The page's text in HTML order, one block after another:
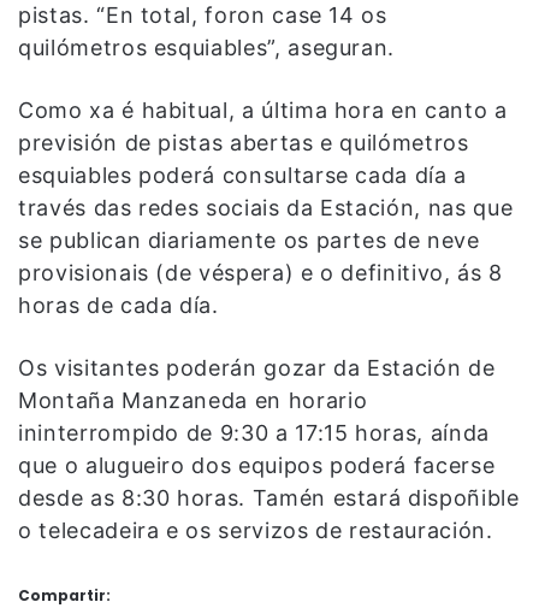
pistas. “En total, foron case 14 os
quilómetros esquiables”, aseguran.
Como xa é habitual, a última hora en canto a
previsión de pistas abertas e quilómetros
esquiables poderá consultarse cada día a
través das redes sociais da Estación, nas que
se publican diariamente os partes de neve
provisionais (de véspera) e o definitivo, ás 8
horas de cada día.
Os visitantes poderán gozar da Estación de
Montaña Manzaneda en horario
ininterrompido de 9:30 a 17:15 horas, aínda
que o alugueiro dos equipos poderá facerse
desde as 8:30 horas. Tamén estará dispoñible
o telecadeira e os servizos de restauración.
Compartir: